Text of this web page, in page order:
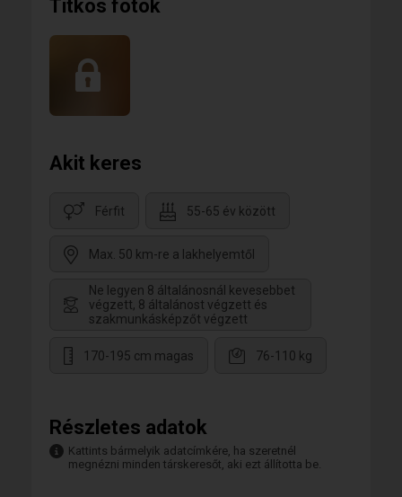
Titkos fotók
Akit keres
Férfit 55-65 év között
Max. 50 km-re a lakhelyemtől
Ne legyen 8 általánosnál kevesebbet
végzett, 8 általánost végzett és
szakmunkásképzőt végzett
170-195 cm magas 76-110 kg
Részletes adatok
Kattints bármelyik adatcímkére, ha szeretnél
megnézni minden társkeresőt, aki ezt állította be.